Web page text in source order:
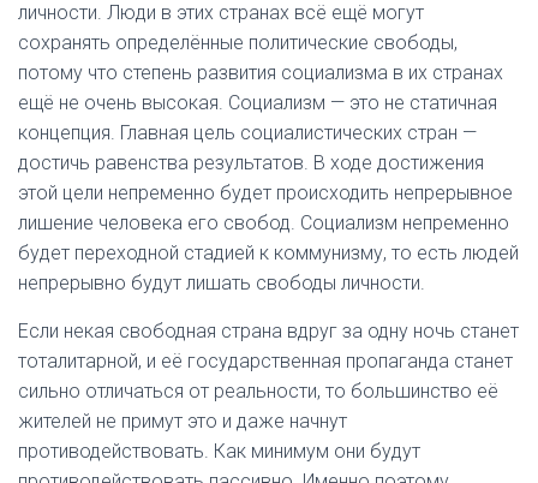
личности. Люди в этих странах всё ещё могут
сохранять определённые политические свободы,
потому что степень развития социализма в их странах
ещё не очень высокая. Социализм — это не статичная
концепция. Главная цель социалистических стран —
достичь равенства результатов. В ходе достижения
этой цели непременно будет происходить непрерывное
лишение человека его свобод. Социализм непременно
будет переходной стадией к коммунизму, то есть людей
непрерывно будут лишать свободы личности.
Если некая свободная страна вдруг за одну ночь станет
тоталитарной, и её государственная пропаганда станет
сильно отличаться от реальности, то большинство её
жителей не примут это и даже начнут
противодействовать. Как минимум они будут